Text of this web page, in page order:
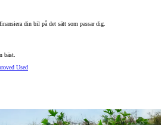
din bil på det sätt som passar dig.
bäst.
Used